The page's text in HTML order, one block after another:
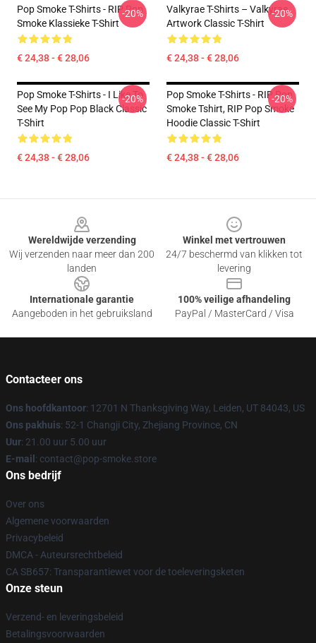
Pop Smoke T-Shirts - RIP Pop
Smoke Klassieke T-Shirt
€ 24,38 - € 28,06
-20%
Valkyrae T-Shirts – Valkyrae
Artwork Classic T-Shirt
€ 24,38 - € 28,06
-20%
Pop Smoke T-Shirts - I Like To
See My Pop Pop Black Classic
T-Shirt
€ 24,38 - € 28,06
-20%
Pop Smoke T-Shirts - RIP Pop
Smoke Tshirt, RIP Pop Smoke
Hoodie Classic T-Shirt
€ 24,38 - € 28,06
-20%
Wereldwijde verzending
Wij verzenden naar meer dan 200
landen
Winkel met vertrouwen
24/7 beschermd van klikken tot
levering
Internationale garantie
Aangeboden in het gebruiksland
100% veilige afhandeling
PayPal / MasterCard / Visa
Contacteer ons
Ons hoofdkantoor: 12701 N Thanksgiving Way, Leiden, UT 84043, US
Ons pakhuis: 52-1 Changji City, Zhejiang Province, CN
Uur: 21.00 uur 5.00 uur
E-mail : contact@pop-smoke.store
Ons bedrijf
Over ons
Algemene voorwaarden
Privacybeleid
DMCA - Auteursrechtbeleid
CA SB657: Transparantiewet voor de toeleveringsketen
Onze steun
Verzend- en leveringsbeleid
Betalingsvoorwaarden